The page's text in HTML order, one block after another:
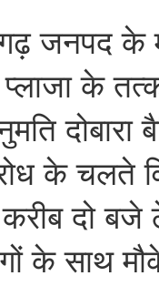
जनपद के
के
दोबारा
के चलते
दो बजे
के साथ